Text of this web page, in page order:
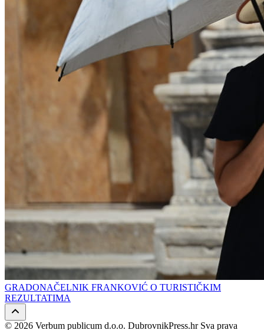
GRADONAČELNIK FRANKOVIĆ O TURISTIČKIM
REZULTATIMA
© 2026 Verbum publicum d.o.o. DubrovnikPress.hr Sva prava